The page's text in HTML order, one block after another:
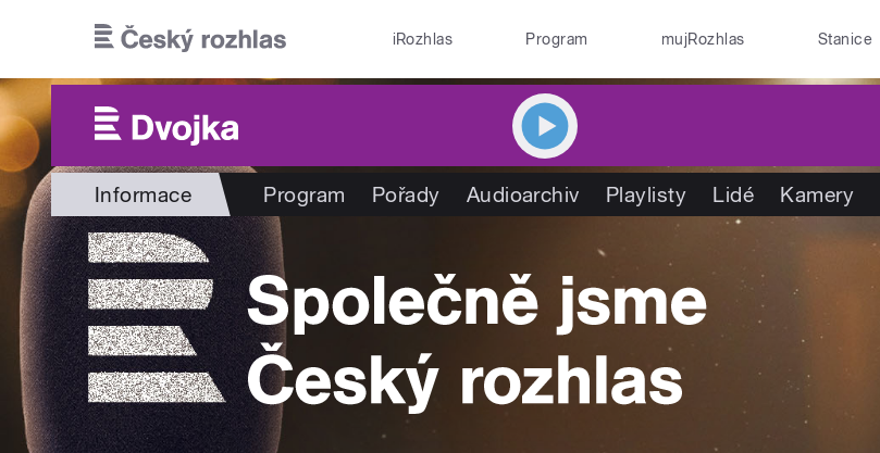
iRozhlas Program mujRozhlas Stanice
Informace Program Pořady Audioarchiv Playlisty Lidé Kamery